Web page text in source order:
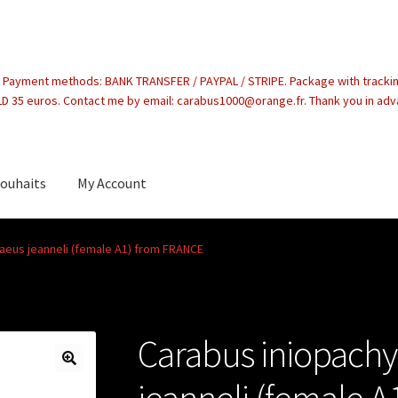
methods: BANK TRANSFER / PAYPAL / STRIPE. Package with
35 euros. Contact me by email: carabus1000@orange.fr. Thank you in
My Account
jeanneli (female A1) from FRANCE
Carabus